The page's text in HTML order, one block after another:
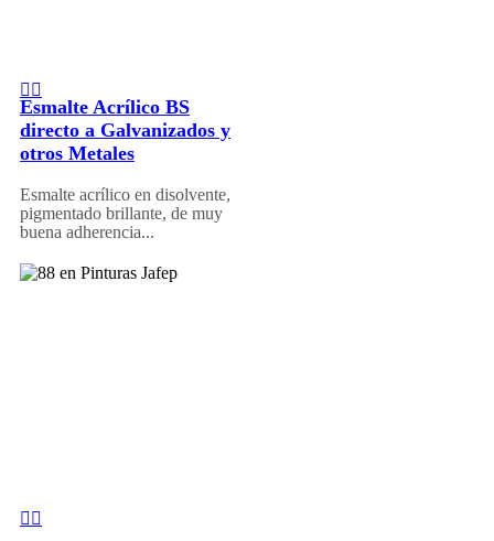
Esmalte Acrílico BS
directo a Galvanizados y
otros Metales
Esmalte acrílico en disolvente,
pigmentado brillante, de muy
buena adherencia...